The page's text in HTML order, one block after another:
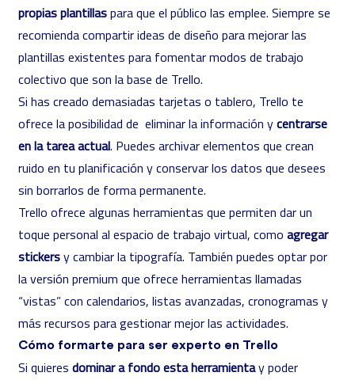
propias plantillaspara que el público las emplee. Siempre se
recomienda compartir ideas de diseño para mejorar las
plantillas existentes para fomentar modos de trabajo
colectivo que son la base de Trello.
Si has creado demasiadas tarjetas o tablero, Trello te
ofrece la posibilidad de eliminar la información ycentrarse
en la tarea actual. Puedes archivar elementos que crean
ruido en tu planificación y conservar los datos que desees
sin borrarlos de forma permanente.
Trello ofrece algunas herramientas que permiten dar un
toque personal al espacio de trabajo virtual, como agregar
stickersy cambiar la tipografía. También puedes optar por
la versión premium que ofrece herramientas llamadas
“vistas” con calendarios, listas avanzadas, cronogramas y
más recursos para gestionar mejor las actividades.
Cómo formarte para ser experto en Trello
Si quieres dominar a fondo esta herramientay poder